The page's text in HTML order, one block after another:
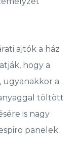
ajtók a ház
hogy a
ugyanakkor a
töltött
is nagy
panelek